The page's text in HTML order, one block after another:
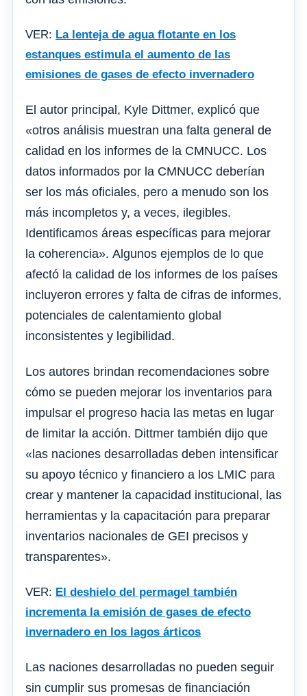
VER: La lenteja de agua flotante en los
estanques estimula el aumento de las
emisiones de gases de efecto invernadero
El autor principal, Kyle Dittmer, explicó que
«otros análisis muestran una falta general de
calidad en los informes de la CMNUCC. Los
datos informados por la CMNUCC deberían
ser los más oficiales, pero a menudo son los
más incompletos y, a veces, ilegibles.
Identificamos áreas específicas para mejorar
la coherencia». Algunos ejemplos de lo que
afectó la calidad de los informes de los países
incluyeron errores y falta de cifras de informes,
potenciales de calentamiento global
inconsistentes y legibilidad.
Los autores brindan recomendaciones sobre
cómo se pueden mejorar los inventarios para
impulsar el progreso hacia las metas en lugar
de limitar la acción. Dittmer también dijo que
«las naciones desarrolladas deben intensificar
su apoyo técnico y financiero a los LMIC para
crear y mantener la capacidad institucional, las
herramientas y la capacitación para preparar
inventarios nacionales de GEI precisos y
transparentes».
VER: El deshielo del permagel también
incrementa la emisión de gases de efecto
invernadero en los lagos árticos
Las naciones desarrolladas no pueden seguir
sin cumplir sus promesas de financiación